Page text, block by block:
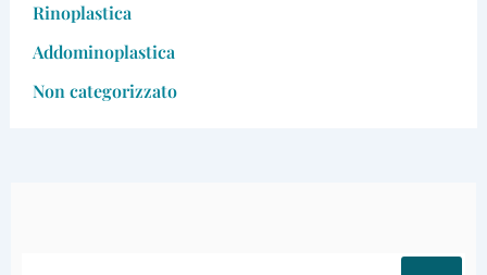
Rinoplastica
Addominoplastica
Non categorizzato